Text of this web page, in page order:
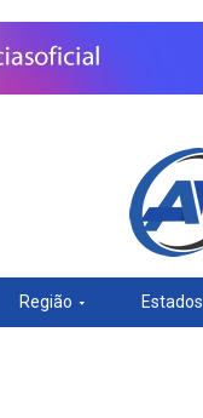
Região Estados